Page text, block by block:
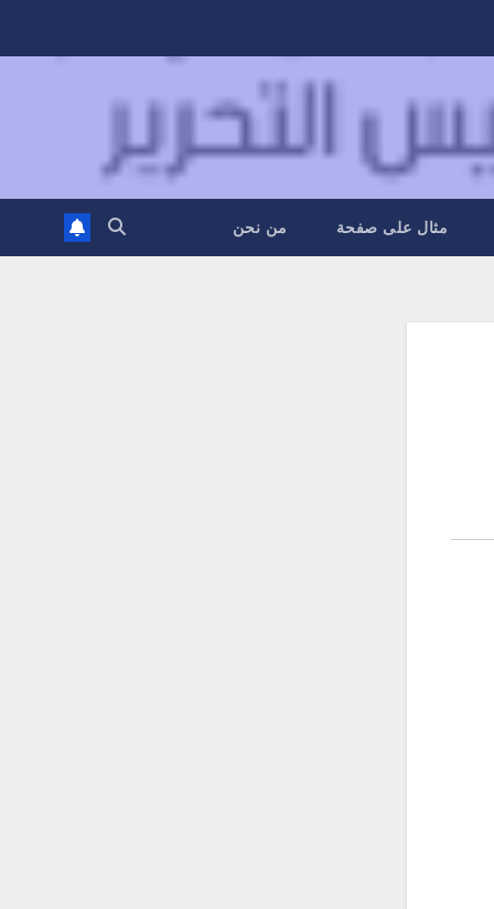
مثال على صفحة من نحن